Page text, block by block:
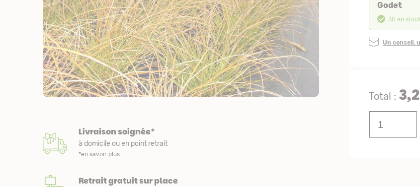
Godet
30 en
Un conseil,
Total :
Livraison soignée*
à domicile ou en point retrait
*en savoir plus
Retrait gratuit sur place